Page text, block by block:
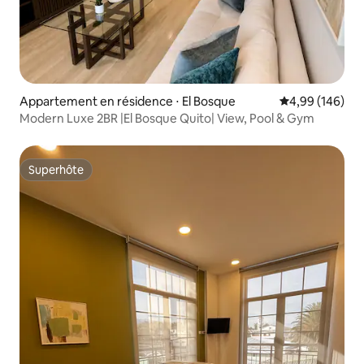
Appartement en résidence ⋅ El Bosque Évaluation
4,99 (146)
Modern Luxe 2BR |El Bosque Quito| View, Pool & Gym
Superhôte
Superhôte